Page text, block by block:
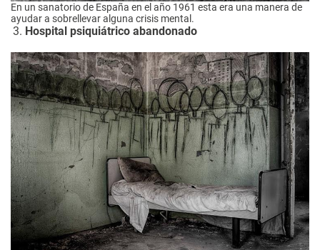
En un sanatorio de España en el año 1961 esta era una manera de
ayudar a sobrellevar alguna crisis mental.
Hospital psiquiátrico abandonado